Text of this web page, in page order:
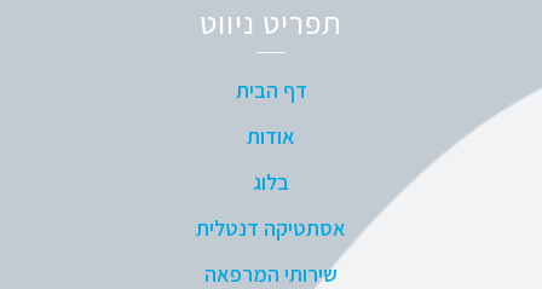
תפריט ניווט
דף הבית
אודות
בלוג
אסתטיקה דנטלית
שירותי המרפאה